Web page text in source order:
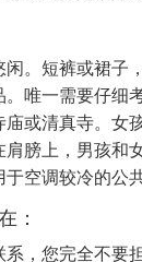
。短裤或裙子
。唯一需要仔细
或清真寺。女
膀上，男孩和
空调较冷的公
：
，您完全不要